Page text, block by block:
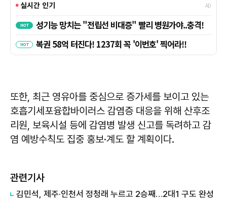
또한, 최근 영유아를 중심으로 증가세를 보이고 있는
호흡기세포융합바이러스 감염증 대응을 위해 산후조
리원, 보육시설 등에 감염병 발생 신고를 독려하고 감
염 예방수칙도 집중 홍보·계도 할 계획이다.
관련기사
김민석, 제주·인천서 정청래 누르고 2승째…2대1 구도 완성